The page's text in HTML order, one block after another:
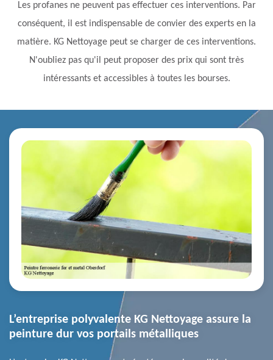
Les profanes ne peuvent pas effectuer ces interventions. Par
conséquent, il est indispensable de convier des experts en la
matière. KG Nettoyage peut se charger de ces interventions.
N'oubliez pas qu'il peut proposer des prix qui sont très
intéressants et accessibles à toutes les bourses.
L’entreprise polyvalente KG Nettoyage assure la
peinture dur vos portails métalliques